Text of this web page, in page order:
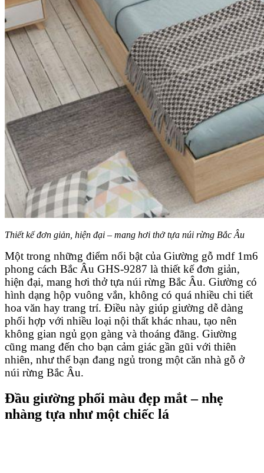
Thiết kế đơn giản, hiện đại – mang hơi thở tựa núi rừng Bắc Âu
Một trong những điểm nổi bật của Giường gỗ mdf 1m6
phong cách Bắc Âu GHS-9287 là thiết kế đơn giản,
hiện đại, mang hơi thở tựa núi rừng Bắc Âu. Giường có
hình dạng hộp vuông vắn, không có quá nhiều chi tiết
hoa văn hay trang trí. Điều này giúp giường dễ dàng
phối hợp với nhiều loại nội thất khác nhau, tạo nên
không gian ngủ gọn gàng và thoáng đãng. Giường
cũng mang đến cho bạn cảm giác gần gũi với thiên
nhiên, như thể bạn đang ngủ trong một căn nhà gỗ ở
núi rừng Bắc Âu.
Đầu giường phối màu đẹp mắt – nhẹ
nhàng tựa như một chiếc lá